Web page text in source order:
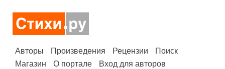
Авторы Произведения Рецензии
Поиск
Магазин
О портале Вход для авторов